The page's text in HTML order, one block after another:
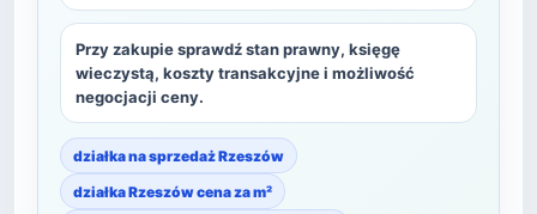
Przy zakupie sprawdź stan prawny, księgę
wieczystą, koszty transakcyjne i możliwość
negocjacji ceny.
działka na sprzedaż Rzeszów
działka Rzeszów cena za m²